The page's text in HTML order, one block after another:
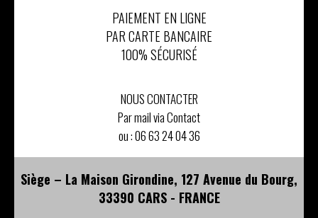
PAIEMENT EN LIGNE
PAR CARTE BANCAIRE
100% SÉCURISÉ
NOUS CONTACTER
Par mail via Contact
ou :06 63 24 04 36
Siège – La Maison Girondine, 127 Avenue du Bourg,
33390 CARS - FRANCE